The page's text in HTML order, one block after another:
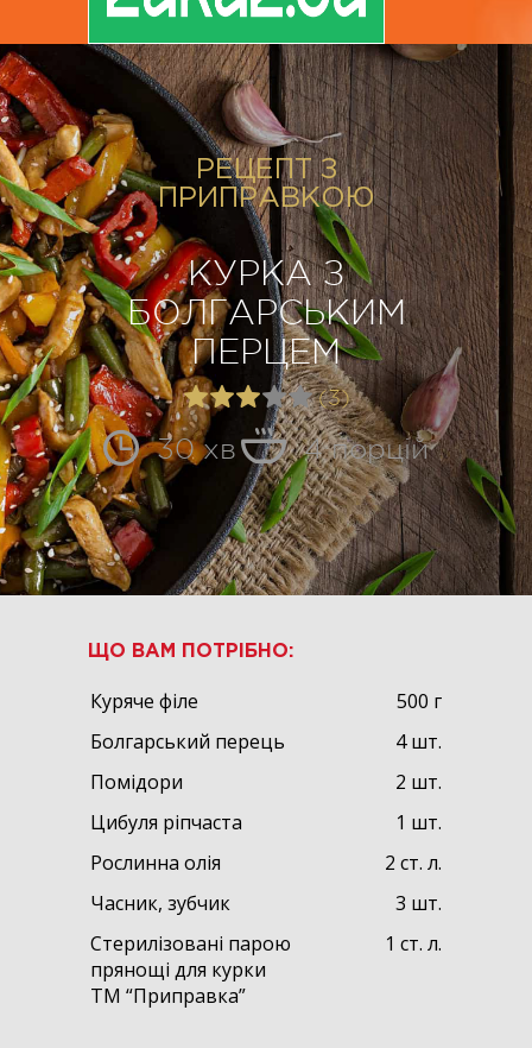
РЕЦЕПТ З
ПРИПРАВКОЮ
КУРКА З
БОЛГАРСЬКИМ
ПЕРЦЕМ
(3)
30 хв 4 порцій
ЩО ВАМ ПОТРІБНО:
Куряче філе
500 г
Болгарський перець
4 шт.
Помідори
2 шт.
Цибуля ріпчаста
1 шт.
Рослинна олія
2 ст. л.
Часник, зубчик
3 шт.
Стерилізовані парою
прянощі для курки
ТМ “Приправка”
1 ст. л.